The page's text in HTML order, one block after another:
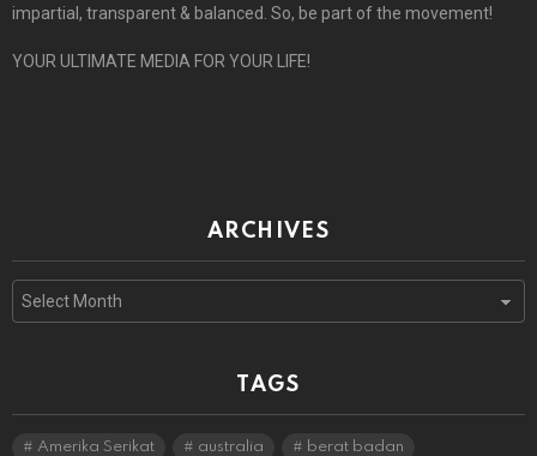
impartial, transparent & balanced. So, be part of the movement!
YOUR ULTIMATE MEDIA FOR YOUR LIFE!
ARCHIVES
Archives
TAGS
Amerika Serikat australia berat badan